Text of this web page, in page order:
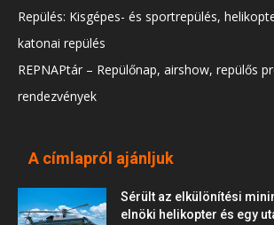
Repülés: Kisgépes- és sportrepülés,
katonai repülés
REPNAPtár – Repülőnap, airshow, repülős
rendezvények
A címlapról ajánljuk
Sérült az elkülönítési
elnöki helikopter és egy